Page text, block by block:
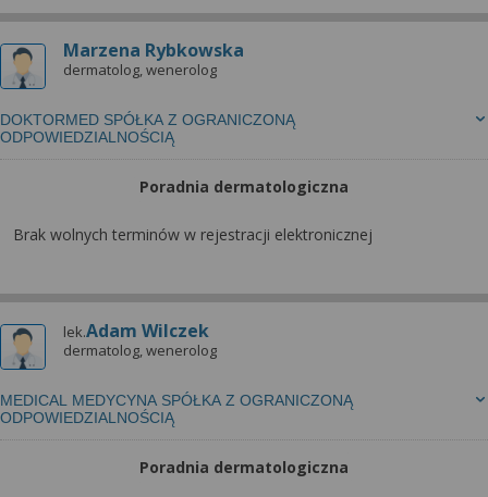
Marzena Rybkowska
dermatolog, wenerolog
DOKTORMED SPÓŁKA Z OGRANICZONĄ
ODPOWIEDZIALNOŚCIĄ
Poradnia dermatologiczna
Brak wolnych terminów w rejestracji elektronicznej
lek.Adam Wilczek
dermatolog, wenerolog
MEDICAL MEDYCYNA SPÓŁKA Z OGRANICZONĄ
ODPOWIEDZIALNOŚCIĄ
Poradnia dermatologiczna